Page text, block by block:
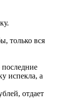
только вся
испекла, а
отдает